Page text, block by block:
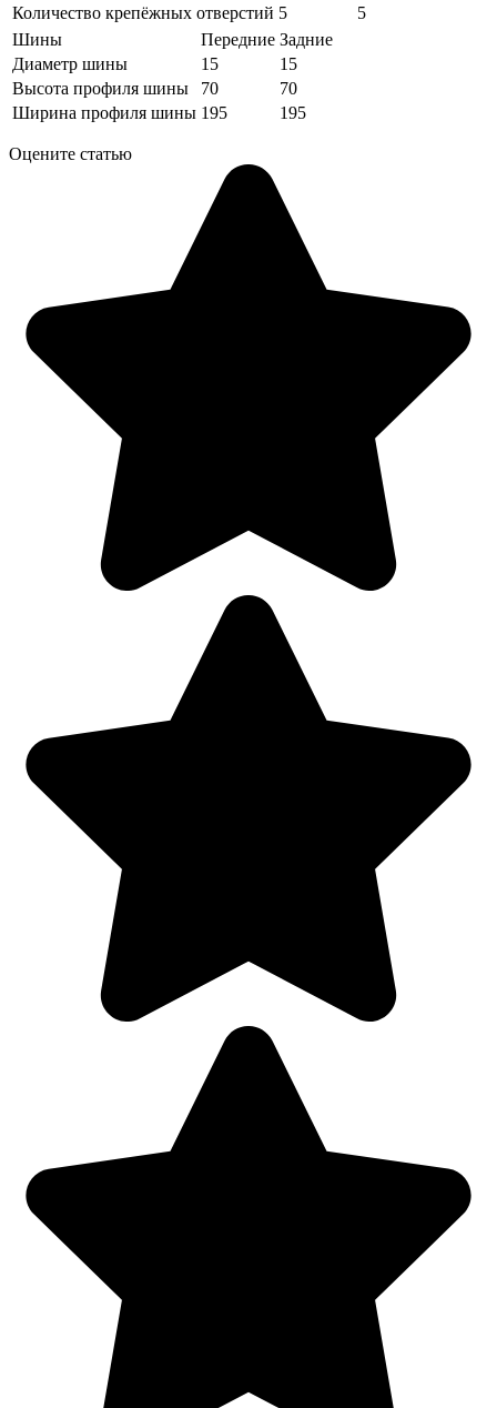
Количество крепёжных отверстий 5
5
Шины
Передние Задние
Диаметр шины
15
15
Высота профиля шины
70
70
Ширина профиля шины 195 195
Оцените статью